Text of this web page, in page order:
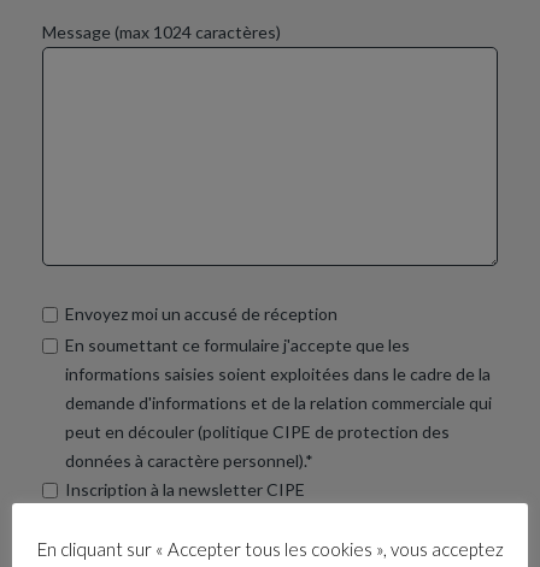
Message (max 1024 caractères)
Envoyez moi un accusé de réception
En soumettant ce formulaire j'accepte que les
informations saisies soient exploitées dans le cadre de la
demande d'informations et de la relation commerciale qui
peut en découler (politique CIPE de protection des
données à caractère personnel).*
Inscription à la newsletter CIPE
En cliquant sur « Accepter tous les cookies », vous acceptez